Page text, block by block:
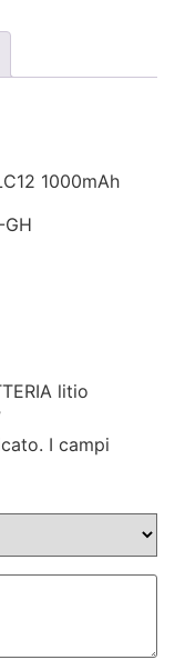
1000mAh
litio
I campi